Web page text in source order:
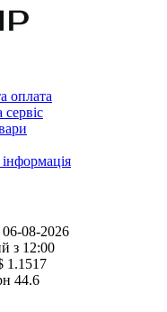
оплата
сервіс
06-08-2026
з 12:00
1.1517
44.6